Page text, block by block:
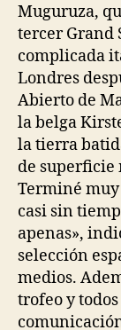
Muguruza,
tercer Grand
complicada
Londres
Abierto de
la belga
la tierra
de superficie
Terminé
casi sin
apenas»,
selección
medios.
trofeo y